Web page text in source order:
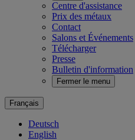
Centre d'assistance
Prix des métaux
Contact
Salons et Événements
Télécharger
Presse
Bulletin d'information
Fermer le menu
Français
Deutsch
English